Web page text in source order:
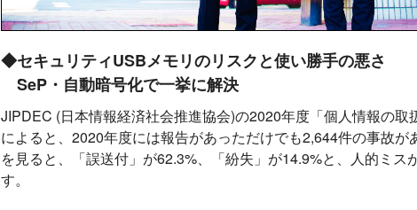
◆セキュリティUSBメモリのリスクと使い勝手の悪さ
SeP・自動暗号化で一挙に解決
JIPDEC (日本情報経済社会推進協会)の2020年度「個人情報の取
によると、2020年度には報告があっただけでも2,644件の事故
を見ると、「誤送付」が62.3%、「紛失」が14.9%と、人的ミス
す。